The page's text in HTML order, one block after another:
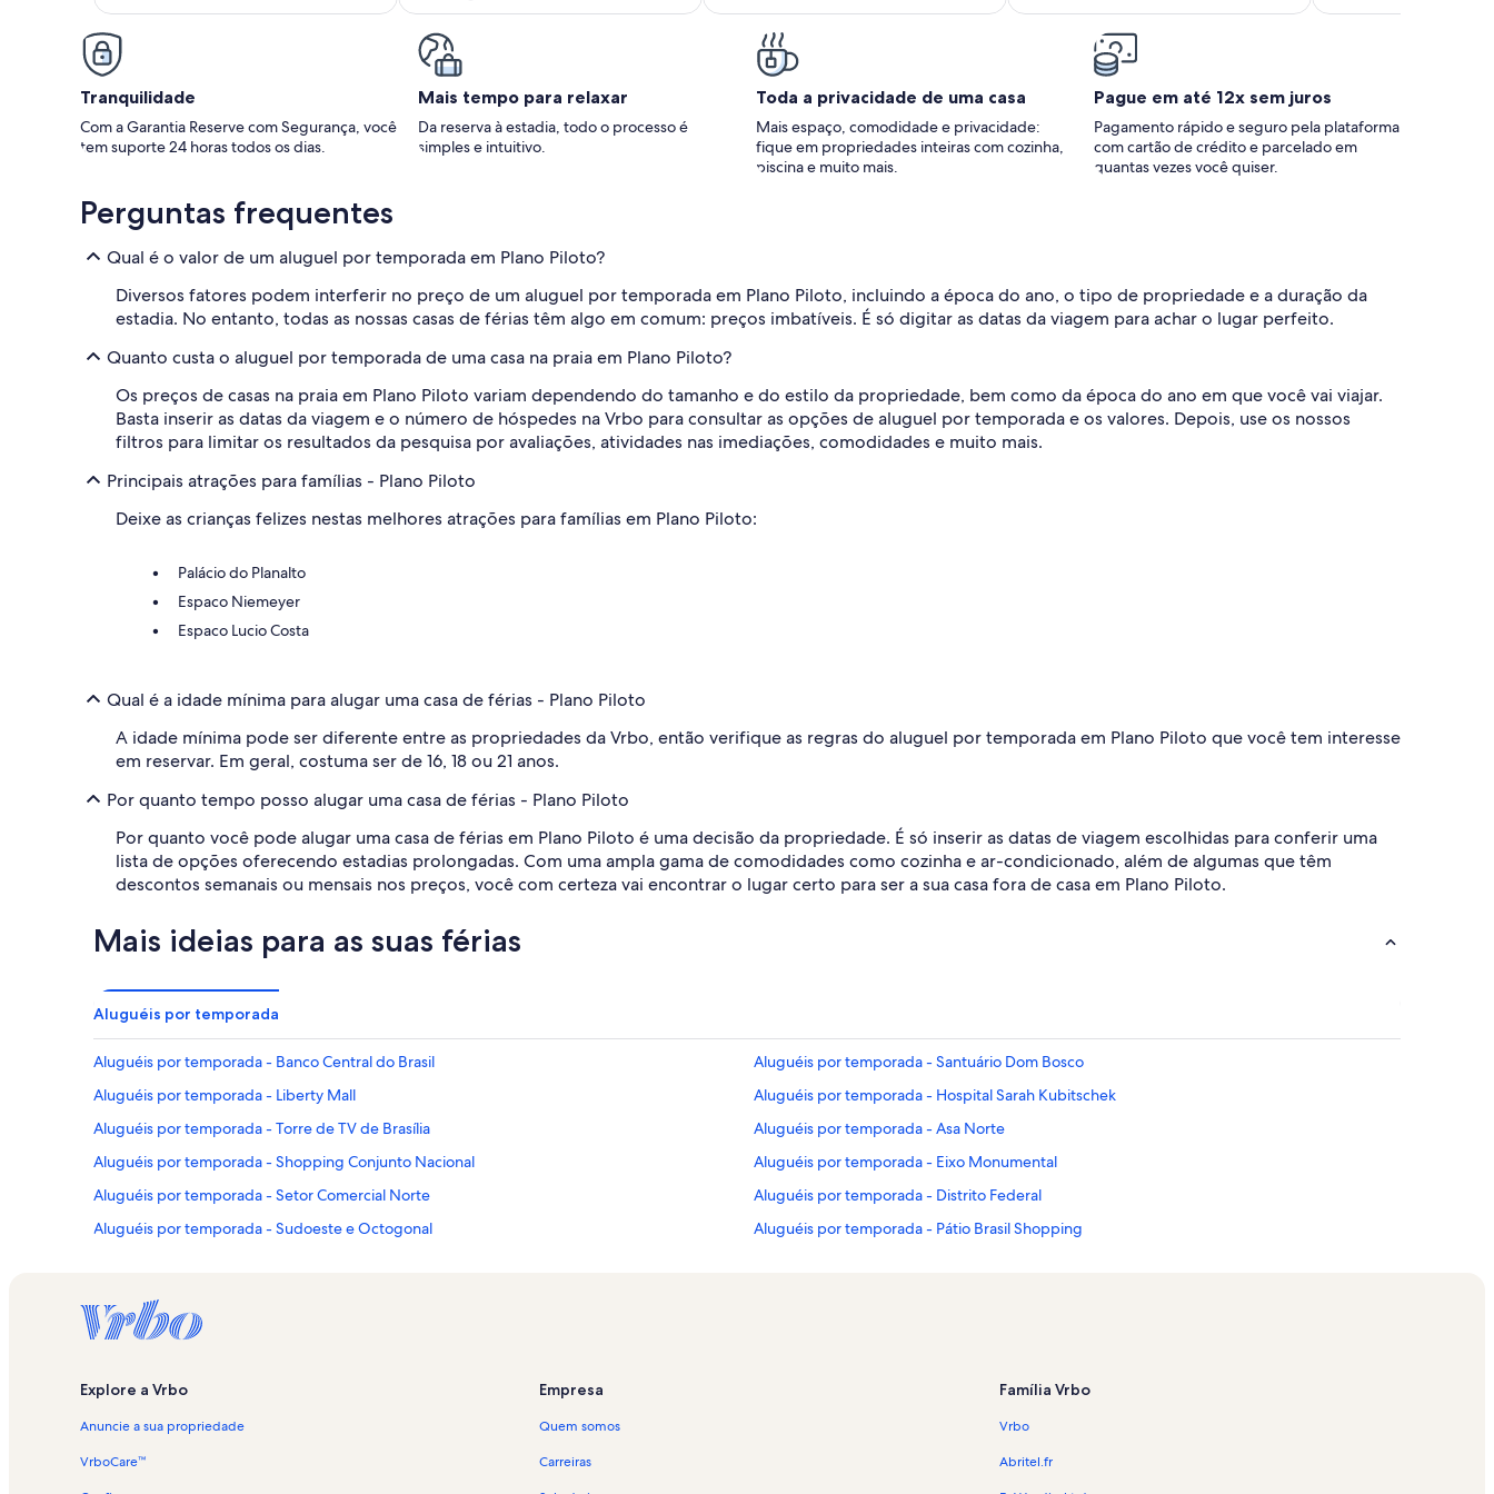
Tranquilidade
Com a Garantia Reserve com Segurança, você
tem suporte 24 horas todos os dias.
Mais tempo para relaxar
Da reserva à estadia, todo o processo é
simples e intuitivo.
Toda a privacidade de uma casa
Mais espaço, comodidade e privacidade:
fique em propriedades inteiras com cozinha,
piscina e muito mais.
Pague em até 12x sem juros
Pagamento rápido e seguro pela plataforma
com cartão de crédito e parcelado em
quantas vezes você quiser.
Perguntas frequentes
Qual é o valor de um aluguel por temporada em Plano Piloto?
Diversos fatores podem interferir no preço de um aluguel por temporada em Plano Piloto, incluindo a época do ano, o tipo de propriedade e a duração da
estadia. No entanto, todas as nossas casas de férias têm algo em comum: preços imbatíveis. É só digitar as datas da viagem para achar o lugar perfeito.
Quanto custa o aluguel por temporada de uma casa na praia em Plano Piloto?
Os preços de casas na praia em Plano Piloto variam dependendo do tamanho e do estilo da propriedade, bem como da época do ano em que você vai viajar.
Basta inserir as datas da viagem e o número de hóspedes na Vrbo para consultar as opções de aluguel por temporada e os valores. Depois, use os nossos
filtros para limitar os resultados da pesquisa por avaliações, atividades nas imediações, comodidades e muito mais.
Principais atrações para famílias - Plano Piloto
Deixe as crianças felizes nestas melhores atrações para famílias em Plano Piloto:
Palácio do Planalto
Espaco Niemeyer
Espaco Lucio Costa
Qual é a idade mínima para alugar uma casa de férias - Plano Piloto
A idade mínima pode ser diferente entre as propriedades da Vrbo, então verifique as regras do aluguel por temporada em Plano Piloto que você tem interesse
em reservar. Em geral, costuma ser de 16, 18 ou 21 anos.
Por quanto tempo posso alugar uma casa de férias - Plano Piloto
Por quanto você pode alugar uma casa de férias em Plano Piloto é uma decisão da propriedade. É só inserir as datas de viagem escolhidas para conferir uma
lista de opções oferecendo estadias prolongadas. Com uma ampla gama de comodidades como cozinha e ar-condicionado, além de algumas que têm
descontos semanais ou mensais nos preços, você com certeza vai encontrar o lugar certo para ser a sua casa fora de casa em Plano Piloto.
Mais ideias para as suas férias
Aluguéis por temporada
Aluguéis por temporada - Banco Central do Brasil
Aluguéis por temporada - Santuário Dom Bosco
Aluguéis por temporada - Liberty Mall
Aluguéis por temporada - Hospital Sarah Kubitschek
Aluguéis por temporada - Torre de TV de Brasília
Aluguéis por temporada - Asa Norte
Aluguéis por temporada - Shopping Conjunto Nacional
Aluguéis por temporada - Eixo Monumental
Aluguéis por temporada - Setor Comercial Norte
Aluguéis por temporada - Distrito Federal
Aluguéis por temporada - Sudoeste e Octogonal
Aluguéis por temporada - Pátio Brasil Shopping
Aluguéis por temporada - Setor Noroeste
Aluguéis por temporada - Arena BRB Mané Garrincha
Aluguéis por temporada - Brasília
Aluguéis por temporada - Setor Médico Hospitalar Sul
Aluguéis por temporada - Setor Hoteleiro Sul
Aluguéis por temporada - Setor Hoteleiro Norte
Aluguéis por temporada - Memorial JK
Explore a Vrbo
Anuncie a sua propriedade
VrboCare™
Empresa
Quem somos
Carreiras
Família Vrbo
Vrbo
Abritel.fr